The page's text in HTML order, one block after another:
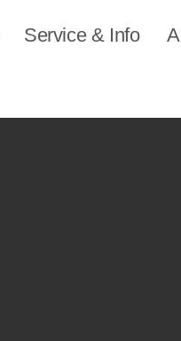
Service & Info